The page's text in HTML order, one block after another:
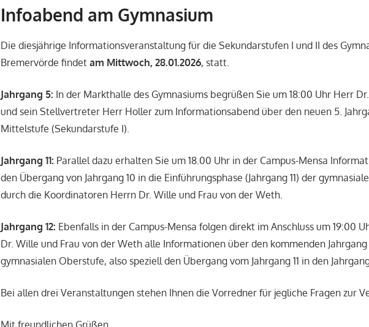
Infoabend am Gymnasium
Die diesjährige Informationsveranstaltung für die Sekundarstufen I und II des
Bremervörde findetam Mittwoch, 28.01.2026, statt.
Jahrgang 5: In der Markthalle des Gymnasiums begrüßen Sie um 18:00 Uhr Herr
und sein Stellvertreter Herr Holler zum Informationsabend über den neuen 5.
Mittelstufe (Sekundarstufe I).
Jahrgang 11: Parallel dazu erhalten Sie um 18.00 Uhr in der Campus-Mensa
den Übergang von Jahrgang 10 in die Einführungsphase (Jahrgang 11) der
durch die Koordinatoren Herrn Dr. Wille und Frau von der Weth.
Jahrgang 12: Ebenfalls in der Campus-Mensa folgen direkt im Anschluss um 19:00
Dr. Wille und Frau von der Weth alle Informationen über den kommenden Jahrgang
gymnasialen Oberstufe, also speziell den Übergang vom Jahrgang 11 in den Jahrgang
Bei allen drei Veranstaltungen stehen Ihnen die Vorredner für jegliche Fragen zur
Mit freundlichen Grüßen